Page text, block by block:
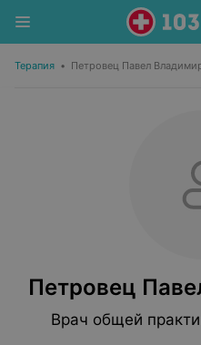
Терапия • Петровец Павел
Петровец
Врач общей